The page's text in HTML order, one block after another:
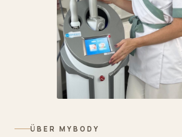
ÜBER MYBODY